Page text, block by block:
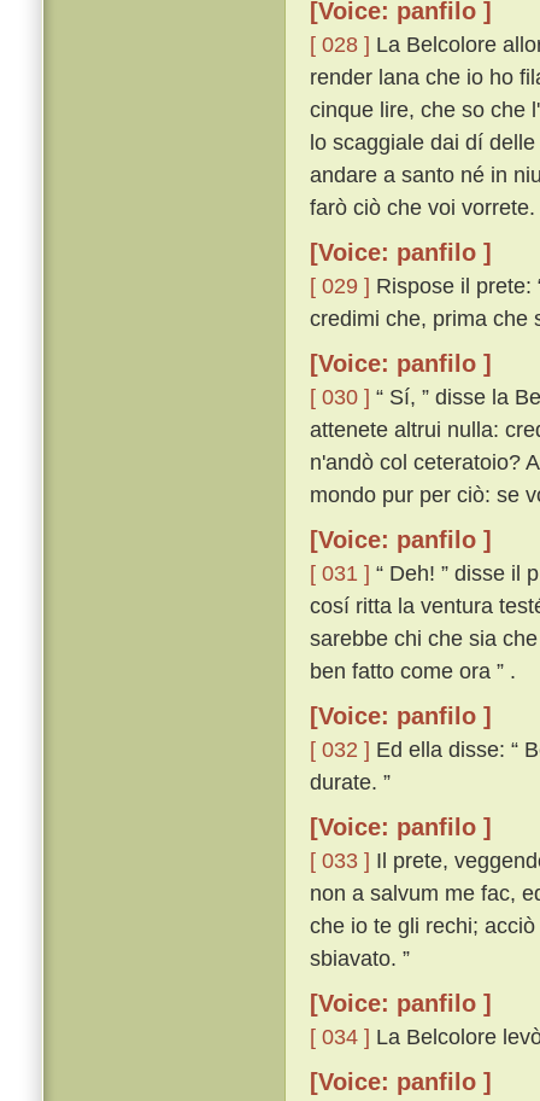
[Voice: panfilo ]
[ 028 ] La Belcolore
render lana che io ho
cinque lire, che so che
lo scaggiale dai dí
andare a santo né in
farò ciò che voi vorrete.
[Voice: panfilo ]
[ 029 ] Rispose il prete:
credimi che, prima che
[Voice: panfilo ]
[ 030 ] “ Sí, ” disse la
attenete altrui nulla:
n'andò col ceteratoio?
mondo pur per ciò: se
[Voice: panfilo ]
[ 031 ] “ Deh! ” disse il
cosí ritta la ventura
sarebbe chi che sia
ben fatto come ora ” .
[Voice: panfilo ]
[ 032 ] Ed ella disse: “
durate. ”
[Voice: panfilo ]
[ 033 ] Il prete,
non a salvum me fac,
che io te gli rechi;
sbiavato. ”
[Voice: panfilo ]
[ 034 ] La Belcolore
[Voice: panfilo ]